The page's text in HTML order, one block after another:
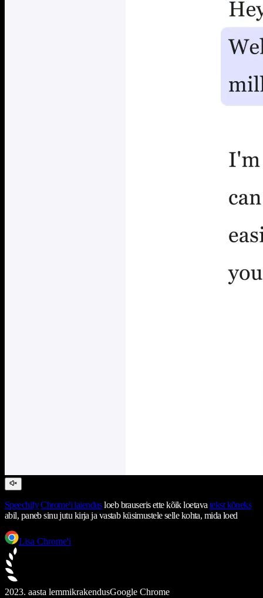
Speechify Chrome'i laiendusloeb brauseris ette kõik loetava tekst kõneks
abil, paneb sinu jutu kirja ja vastab küsimustele selle kohta, mida loed
Lisa Chrome'i
2023. aasta lemmikrakendusGoogle Chrome